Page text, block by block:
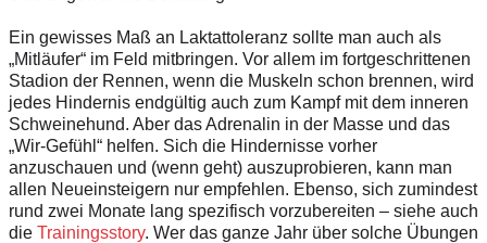
Ein gewisses Maß an Laktattoleranz sollte man auch als
„Mitläufer“ im Feld mitbringen. Vor allem im fortgeschrittenen
Stadion der Rennen, wenn die Muskeln schon brennen, wird
jedes Hindernis endgültig auch zum Kampf mit dem inneren
Schweinehund. Aber das Adrenalin in der Masse und das
„Wir-Gefühl“ helfen. Sich die Hindernisse vorher
anzuschauen und (wenn geht) auszuprobieren, kann man
allen Neueinsteigern nur empfehlen. Ebenso, sich zumindest
rund zwei Monate lang spezifisch vorzubereiten – siehe auch
die Trainingsstory. Wer das ganze Jahr über solche Übungen